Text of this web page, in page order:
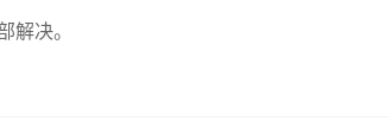
解决。